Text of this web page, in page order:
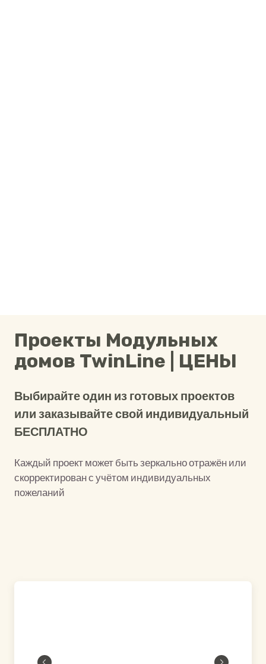
Проекты Модульных
домов TwinLine | ЦЕНЫ
Выбирайте один из готовых проектов
или заказывайте свой индивидуальный
БЕСПЛАТНО
Каждый проект может быть зеркально отражён или
скорректирован с учётом индивидуальных
пожеланий